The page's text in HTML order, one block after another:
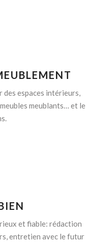
des espaces intérieurs,
meublants… et le
et fiable: rédaction
entretien avec le futur